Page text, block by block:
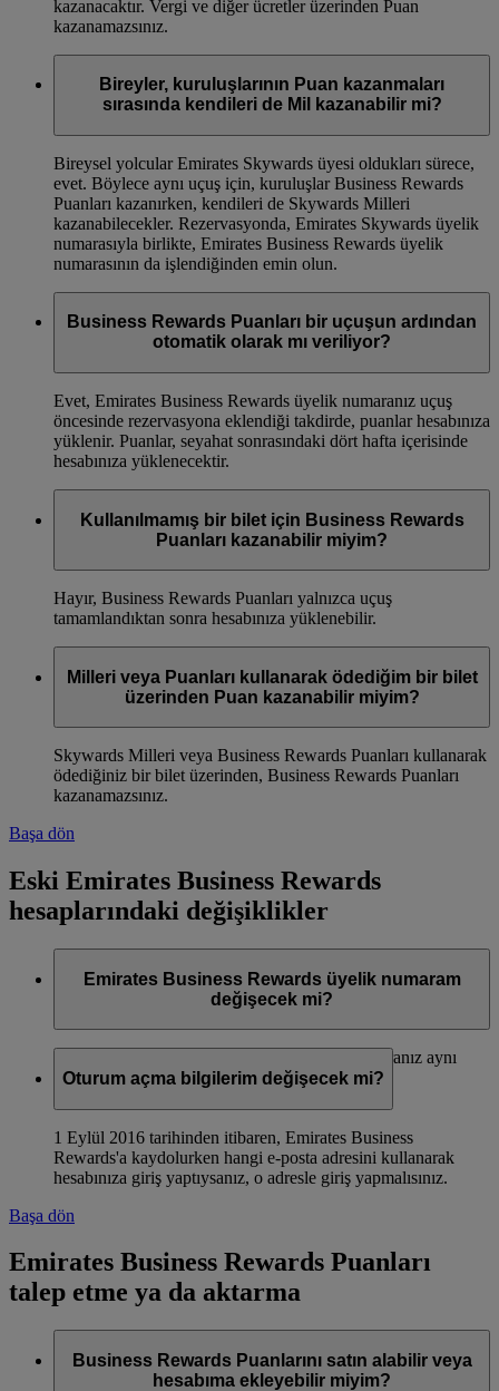
kazanacaktır. Vergi ve diğer ücretler üzerinden Puan
kazanamazsınız.
Bireyler, kuruluşlarının Puan kazanmaları
sırasında kendileri de Mil kazanabilir mi?
Bireysel yolcular Emirates Skywards üyesi oldukları sürece,
evet. Böylece aynı uçuş için, kuruluşlar Business Rewards
Puanları kazanırken, kendileri de Skywards Milleri
kazanabilecekler. Rezervasyonda, Emirates Skywards üyelik
numarasıyla birlikte, Emirates Business Rewards üyelik
numarasının da işlendiğinden emin olun.
Business Rewards Puanları bir uçuşun ardından
otomatik olarak mı veriliyor?
Evet, Emirates Business Rewards üyelik numaranız uçuş
öncesinde rezervasyona eklendiği takdirde, puanlar hesabınıza
yüklenir. Puanlar, seyahat sonrasındaki dört hafta içerisinde
hesabınıza yüklenecektir.
Kullanılmamış bir bilet için Business Rewards
Puanları kazanabilir miyim?
Hayır, Business Rewards Puanları yalnızca uçuş
tamamlandıktan sonra hesabınıza yüklenebilir.
Milleri veya Puanları kullanarak ödediğim bir bilet
üzerinden Puan kazanabilir miyim?
Skywards Milleri veya Business Rewards Puanları kullanarak
ödediğiniz bir bilet üzerinden, Business Rewards Puanları
kazanamazsınız.
Başa dön
Eski Emirates Business Rewards
hesaplarındaki değişiklikler
Emirates Business Rewards üyelik numaram
değişecek mi?
Hayır, Emirates Business Rewards üyelik numaranız aynı
kalacak.
Oturum açma bilgilerim değişecek mi?
1 Eylül 2016 tarihinden itibaren, Emirates Business
Rewards'a kaydolurken hangi e-posta adresini kullanarak
hesabınıza giriş yaptıysanız, o adresle giriş yapmalısınız.
Başa dön
Emirates Business Rewards Puanları
talep etme ya da aktarma
Business Rewards Puanlarını satın alabilir veya
hesabıma ekleyebilir miyim?